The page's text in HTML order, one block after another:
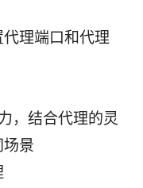
理端口和代理
，结合代理的灵
景